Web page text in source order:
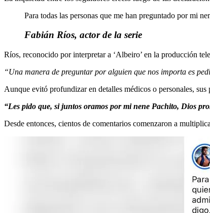
Para todas las personas que me han preguntado por mi
Fabián Ríos, actor de la serie
Ríos, reconocido por interpretar a ‘Albeiro’ en la producción
“Una manera de preguntar por alguien que nos importa es
Aunque evitó profundizar en detalles médicos o personales,
“Les pido que, si juntos oramos por mi nene Pachito, Dios
Desde entonces, cientos de comentarios comenzaron a